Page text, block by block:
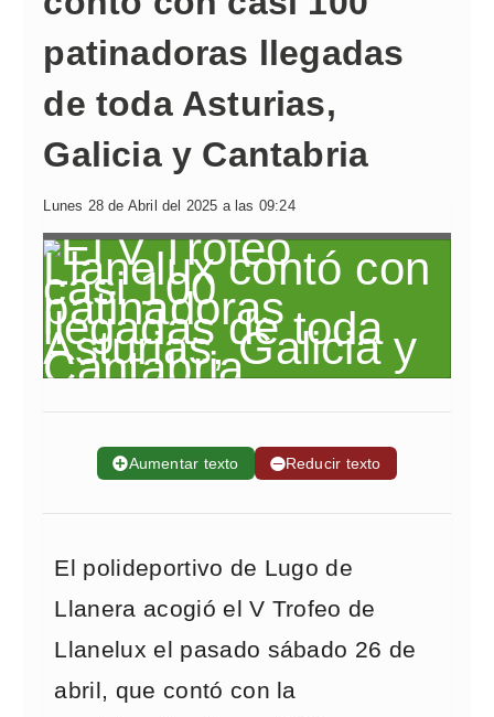
patinadoras llegadas
de toda Asturias,
Galicia y Cantabria
Lunes 28 de Abril del 2025 a las 09:24
➕Aumentar texto ➖Reducir texto
El polideportivo de Lugo de
Llanera acogió el V Trofeo de
Llanelux el pasado sábado 26 de
abril, que contó con la